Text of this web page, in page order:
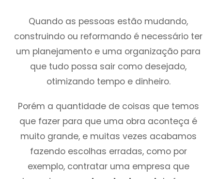
Quando as pessoas estão mudando,
construindo ou reformando é necessário ter
um planejamento e uma organização para
que tudo possa sair como desejado,
otimizando tempo e dinheiro.
Porém a quantidade de coisas que temos
que fazer para que uma obra aconteça é
muito grande, e muitas vezes acabamos
fazendo escolhas erradas, como por
exemplo, contratar uma empresa que